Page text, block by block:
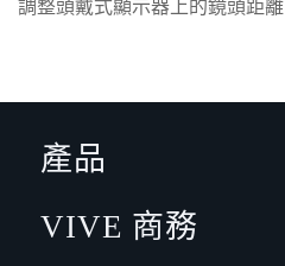
調整頭戴式顯示器上的鏡頭距離
產品
VIVE 商務